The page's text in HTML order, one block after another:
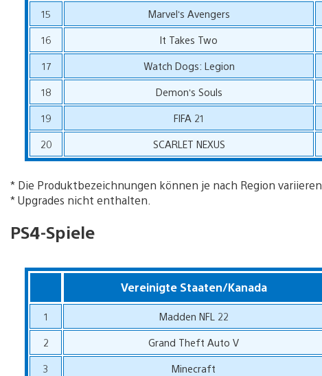
15
Marvel‘s Avengers
16
It Takes Two
17
Watch Dogs: Legion
18
Demon‘s Souls
19
FIFA 21
20
SCARLET NEXUS
* Die Produktbezeichnungen können je nach Region variieren.
* Upgrades nicht enthalten.
PS4-Spiele
Vereinigte Staaten/Kanada
1 Madden NFL 22
2
Grand Theft Auto V
3
Minecraft